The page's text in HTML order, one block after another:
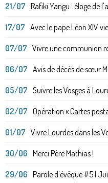
21/07 Rafiki Yangu : éloge de
17/07 Avec le pape Léon XIV
07/07 Vivre une communion
06/07 Avis de décès de sœur
05/07 Suivre les Vosges à
02/07 Opération « Cartes
01/07 Vivre Lourdes dans les
30/06 Merci Père Mathias !
29/06 Parole d'évêque #5 |